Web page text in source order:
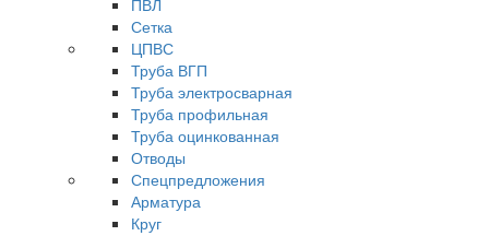
Сетка
ЦПВС
Труба ВГП
Труба электросварная
Труба профильная
Труба оцинкованная
Отводы
Спецпредложения
Арматура
Круг